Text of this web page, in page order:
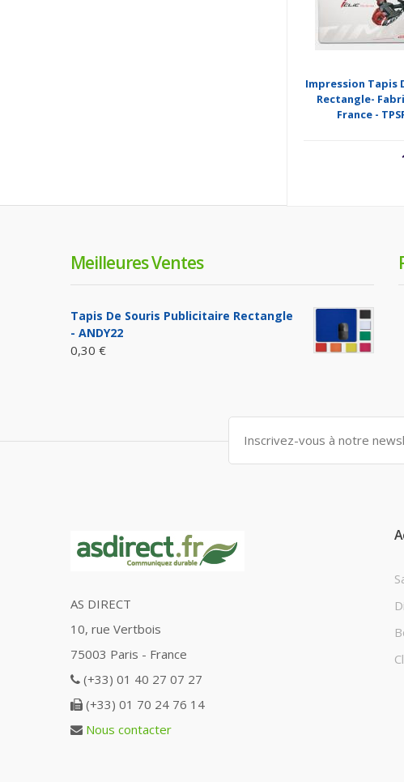
Impression Tapis
Rectangle-
France -
Meilleures Ventes
Tapis De Souris Publicitaire Rectangle
- ANDY22
0,30 €
AS DIRECT
10, rue Vertbois
75003 Paris - France
(+33) 01 40 27 07 27
(+33) 01 70 24 76 14
Nous contacter